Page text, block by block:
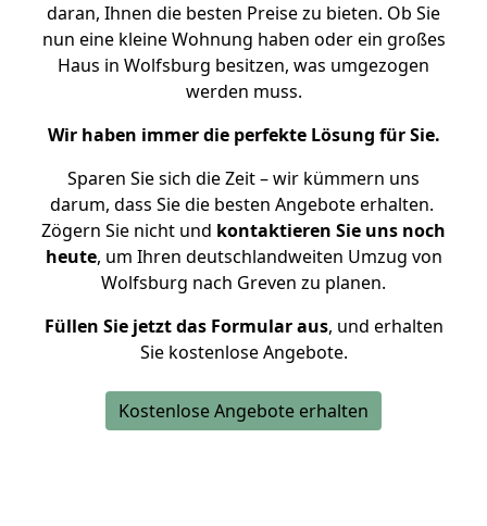
daran, Ihnen die besten Preise zu bieten. Ob Sie
nun eine kleine Wohnung haben oder ein großes
Haus in Wolfsburg besitzen, was umgezogen
werden muss.
Wir haben immer die perfekte Lösung für Sie.
Sparen Sie sich die Zeit – wir kümmern uns
darum, dass Sie die besten Angebote erhalten.
Zögern Sie nicht und kontaktieren Sie uns noch
heute, um Ihren deutschlandweiten Umzug von
Wolfsburg nach Greven zu planen.
Füllen Sie jetzt das Formular aus, und erhalten
Sie kostenlose Angebote.
Kostenlose Angebote erhalten